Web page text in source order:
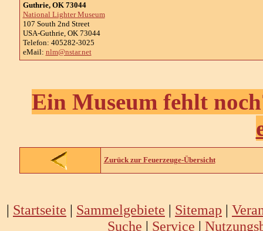
Guthrie, OK 73044
National Lighter Museum
107 South 2nd Street
USA-Guthrie, OK 73044
Telefon: 405282-3025
eMail: nlm@nstar.net
Ein Museum fehlt
Zurück zur Feuerzeuge-Übersicht
| Startseite | Sammelgebiete | Sitemap |
Suche | Service |